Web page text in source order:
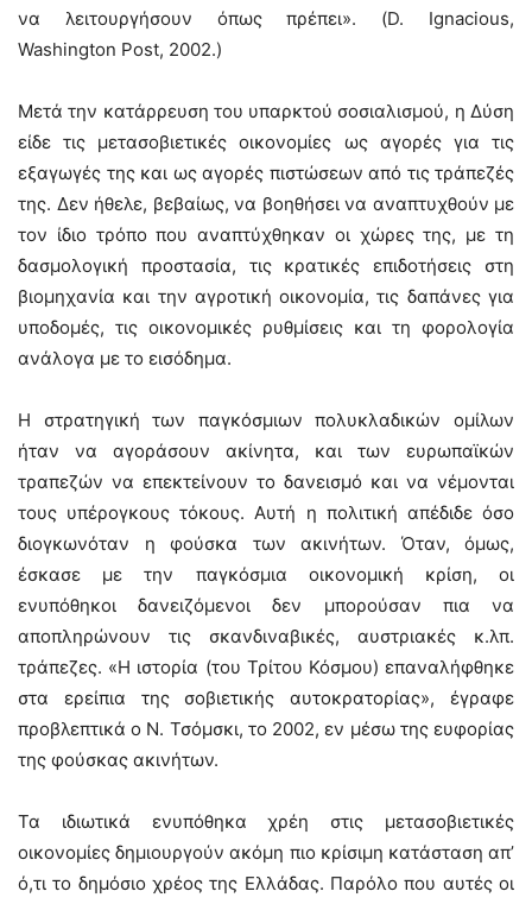
να λειτουργήσουν όπως πρέπει». (D. Ignacious,
Washington Post, 2002.)
Μετά την κατάρρευση του υπαρκτού σοσιαλισμού, η Δύση
είδε τις μετασοβιετικές οικονομίες ως αγορές για τις
εξαγωγές της και ως αγορές πιστώσεων από τις τράπεζές
της. Δεν ήθελε, βεβαίως, να βοηθήσει να αναπτυχθούν με
τον ίδιο τρόπο που αναπτύχθηκαν οι χώρες της, με τη
δασμολογική προστασία, τις κρατικές επιδοτήσεις στη
βιομηχανία και την αγροτική οικονομία, τις δαπάνες για
υποδομές, τις οικονομικές ρυθμίσεις και τη φορολογία
ανάλογα με το εισόδημα.
Η στρατηγική των παγκόσμιων πολυκλαδικών ομίλων
ήταν να αγοράσουν ακίνητα, και των ευρωπαϊκών
τραπεζών να επεκτείνουν το δανεισμό και να νέμονται
τους υπέρογκους τόκους. Αυτή η πολιτική απέδιδε όσο
διογκωνόταν η φούσκα των ακινήτων. Όταν, όμως,
έσκασε με την παγκόσμια οικονομική κρίση, οι
ενυπόθηκοι δανειζόμενοι δεν μπορούσαν πια να
αποπληρώνουν τις σκανδιναβικές, αυστριακές κ.λπ.
τράπεζες. «Η ιστορία (του Τρίτου Κόσμου) επαναλήφθηκε
στα ερείπια της σοβιετικής αυτοκρατορίας», έγραφε
προβλεπτικά ο Ν. Τσόμσκι, το 2002, εν μέσω της ευφορίας
της φούσκας ακινήτων.
Τα ιδιωτικά ενυπόθηκα χρέη στις μετασοβιετικές
οικονομίες δημιουργούν ακόμη πιο κρίσιμη κατάσταση απ’
ό,τι το δημόσιο χρέος της Ελλάδας. Παρόλο που αυτές οι